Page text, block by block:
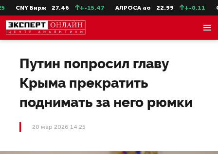
CNY Бирж 27.46 +-15.47 АЛРОСА ао 22.99 +-0.11
Путин попросил главу
Крыма прекратить
поднимать за него рюмки
20 мар 2026 14:25